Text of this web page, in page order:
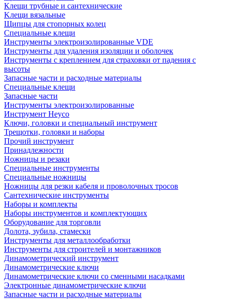
Клещи трубные и сантехнические
Kлещи вязальные
Щипцы для стопорных колец
Специальные клещи
Инструменты электроизолированные VDE
Инструменты для удаления изоляции и оболочек
Инструменты с креплением для страховки от падения с
высоты
Запасные части и расходные материалы
Специальные клещи
Запасные части
Инструменты электроизолированные
Инструмент Heyco
Ключи, головки и специальный инструмент
Трещотки, головки и наборы
Прочий инструмент
Принадлежности
Ножницы и резаки
Специальные инструменты
Специальные ножницы
Ножницы для резки кабеля и проволочных тросов
Сантехнические инструменты
Наборы и комплекты
Наборы инструментов и комплектующих
Оборудование для торговли
Долота, зубила, стамески
Инструменты для металлообработки
Инструменты для строителей и монтажников
Динамометрический инструмент
Динамометрические ключи
Динамометрические ключи со сменными насадками
Электронные динамометрические ключи
Запасные части и расходные материалы